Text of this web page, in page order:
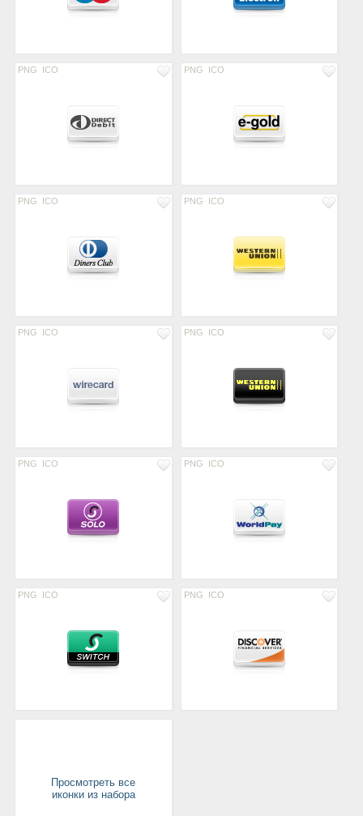
PNG ICO PNG ICO
PNG ICO PNG ICO
PNG ICO PNG ICO
PNG ICO PNG ICO
PNG ICO PNG ICO
Просмотреть все
иконки из набора